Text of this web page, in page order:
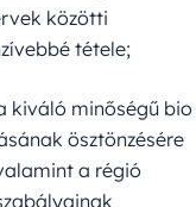
közötti
tétele;
kiváló minőségű bio
ösztönzésére
a régió